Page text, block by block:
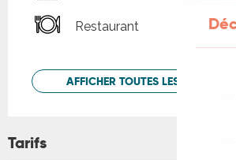
Restaurant
AFFICHER TOUTES LES
Tarifs